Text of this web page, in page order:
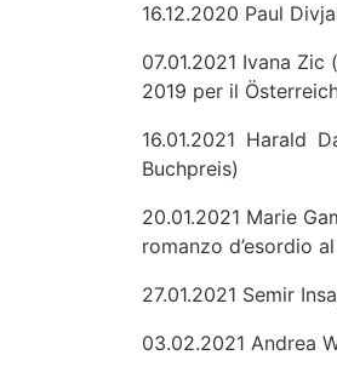
16.12.2020 Paul
07.01.2021 Ivana
2019 per il
16.01.2021 Harald
Buchpreis)
20.01.2021 Marie
romanzo d’esordio
27.01.2021 Semir
03.02.2021 Andrea